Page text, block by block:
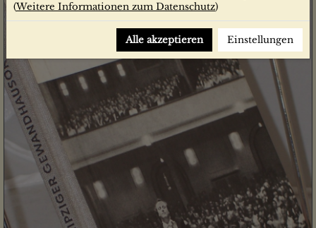
(Weitere Informationen zum Datenschutz)
Alle akzeptieren Einstellungen